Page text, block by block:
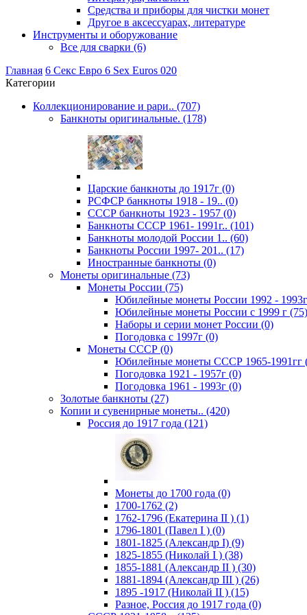
Средства и приборы для чистки монет
Другое в аксессуарах, литературе
Инструменты и оборужование
Все для сварки (6)
Главная 6 Секс Евро 6 Sex Euros 020
Категории
Коллекционирование и рари.. (707)
Банкноты оригинальные. (178)
Царские банкноты до 1917г (0)
РСФСР банкноты 1918 - 19.. (0)
CССР банкноты 1923 - 1957 (0)
Банкноты CCCР 1961- 1991г.. (101)
Банкноты молодой России 1.. (60)
Банкноты России 1997- 201.. (17)
Иностранные банкноты (0)
Монеты оригинальные (73)
Монеты России (75)
Юбилейные монеты России 1992 -
Юбилейные монеты России с 1999 г (75)
Наборы и серии монет России (0)
Погодовка c 1997г (0)
Монеты СССР (0)
Юбилейные монеты СССР 1965-1991гг
Погодовка 1921 - 1957г (0)
Погодовка 1961 - 1993г (0)
Золотые банкноты (27)
Копии и сувенирные монеты.. (420)
Россия до 1917 года (121)
Монеты до 1700 года (0)
1700-1762 (2)
1762-1796 (Екатерина II ) (1)
1796-1801 (Павел I ) (0)
1801-1825 (Александр I) (9)
1825-1855 (Николай I ) (38)
1855-1881 (Александр II ) (30)
1881-1894 (Александр III ) (26)
1895 -1917 (Николай II ) (15)
Разное, Россия до 1917 года (0)